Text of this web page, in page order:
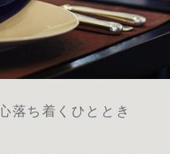
落ち着くひととき